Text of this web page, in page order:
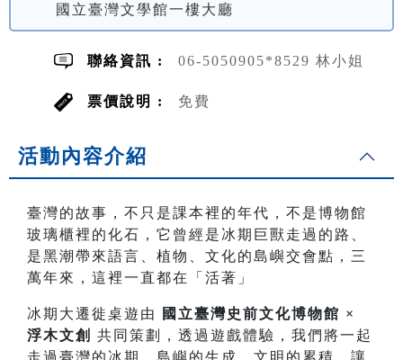
國立臺灣文學館一樓大廳
聯絡資訊 : 06-5050905*8529 林小姐
票價說明 : 免費
活動內容介紹
臺灣的故事，不只是課本裡的年代，不是博物館
玻璃櫃裡的化石，它曾經是冰期巨獸走過的路、
是黑潮帶來語言、植物、文化的島嶼交會點，三
萬年來，這裡一直都在「活著」
冰期大遷徙桌遊由
國立臺灣史前文化博物館 ×
浮木文創
共同策劃，透過遊戲體驗，我們將一起
走過臺灣的冰期、島嶼的生成、文明的累積，讓